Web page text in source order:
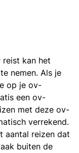
reist kan het
nemen. Als je
op je ov-
een ov-
met deze ov-
verrekend.
aantal reizen dat
buiten de